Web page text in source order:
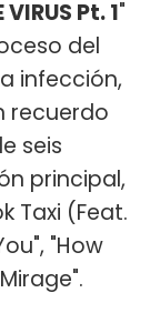
VIRUS Pt. 1"
del
infección,
recuerdo
seis
principal,
Taxi (Feat.
"How